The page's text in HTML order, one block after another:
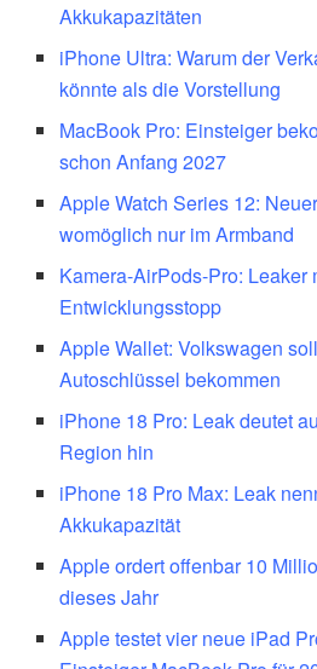
Akkukapazitäten
iPhone Ultra: Warum der
könnte als die Vorstellung
MacBook Pro: Einsteiger
schon Anfang 2027
Apple Watch Series 12:
womöglich nur im Armband
Kamera-AirPods-Pro: Leaker
Entwicklungsstopp
Apple Wallet: Volkswagen
Autoschlüssel bekommen
iPhone 18 Pro: Leak deutet
Region hin
iPhone 18 Pro Max: Leak
Akkukapazität
Apple ordert offenbar 10
dieses Jahr
Apple testet vier neue iPad